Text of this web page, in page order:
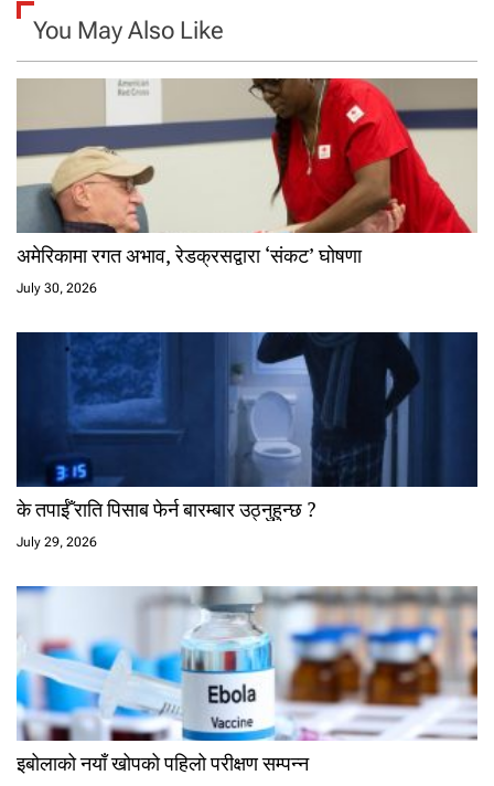
You May Also Like
अमेरिकामा रगत अभाव, रेडक्रसद्वारा ‘संकट’ घोषणा
July 30, 2026
के तपाईँ राति पिसाब फेर्न बारम्बार उठ्नुहुन्छ ?
July 29, 2026
इबोलाको नयाँ खोपको पहिलो परीक्षण सम्पन्न